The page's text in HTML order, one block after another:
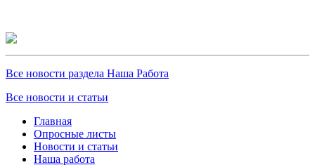
Все новости раздела Наша Работа
Все новости и статьи
Главная
Опросные листы
Новости и статьи
Наша работа